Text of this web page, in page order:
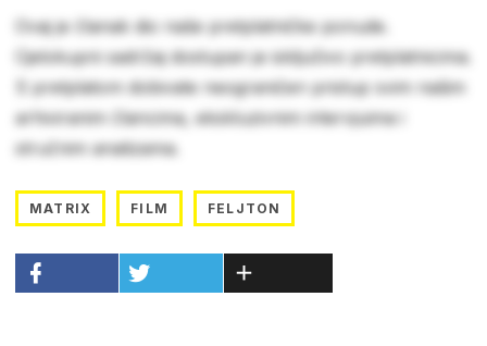
Ovaj je članak dio naše pretplatničke ponude.
Cjelokupni sadržaj dostupan je isključivo pretplatnicima.
S pretplatom dobivate neograničen pristup svim našim
arhiviranim člancima, ekskluzivnim intervjuima i
stručnim analizama.
MATRIX FILM FELJTON